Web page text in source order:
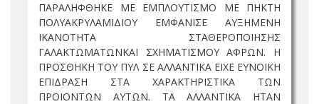
ΠΑΡΑΛΗΦΘΗΚΕ ΜΕ ΕΜΠΛΟΥΤΙΣΜΟ ΜΕ ΠΗΚΤΗ
ΠΟΛΥΑΚΡΥΛΑΜΙΔΙΟΥ ΕΜΦΑΝΙΣΕ ΑΥΞΗΜΕΝΗ
ΙΚΑΝΟΤΗΤΑ ΣΤΑΘΕΡΟΠΟΙΗΣΗΣ
ΓΑΛΑΚΤΩΜΑΤΩΝΚΑΙ ΣΧΗΜΑΤΙΣΜΟΥ ΑΦΡΩΝ. Η
ΠΡΟΣΘΗΚΗ ΤΟΥ ΠΥΛ ΣΕ ΑΛΛΑΝΤΙΚΑ ΕΙΧΕ ΕΥΝΟΙΚΗ
ΕΠΙΔΡΑΣΗ ΣΤΑ ΧΑΡΑΚΤΗΡΙΣΤΙΚΑ ΤΩΝ
ΠΡΟΙΟΝΤΩΝ ΑΥΤΩΝ. ΤΑ ΑΛΛΑΝΤΙΚΑ ΗΤΑΝ